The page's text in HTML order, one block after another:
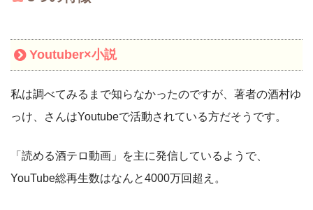
Youtuber×小説
私は調べてみるまで知らなかったのですが、著者の酒村ゆ
っけ、さんはYoutubeで活動されている方だそうです。
「読める酒テロ動画」を主に発信しているようで、
YouTube総再生数はなんと4000万回超え。